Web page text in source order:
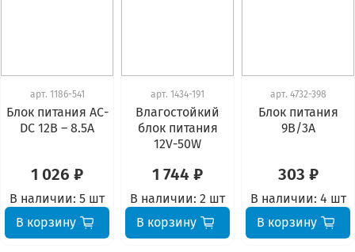
арт. 1186-541
Блок питания АС-
DC 12В – 8.5А
1 026 ₽
В наличии: 5 шт
В корзину
арт. 1434-191
Влагостойкий
блок питания
12V-50W
1 744 ₽
В наличии: 2 шт
В корзину
арт. 4732-398
Блок питания
9В/3А
303 ₽
В наличии: 4 шт
В корзину